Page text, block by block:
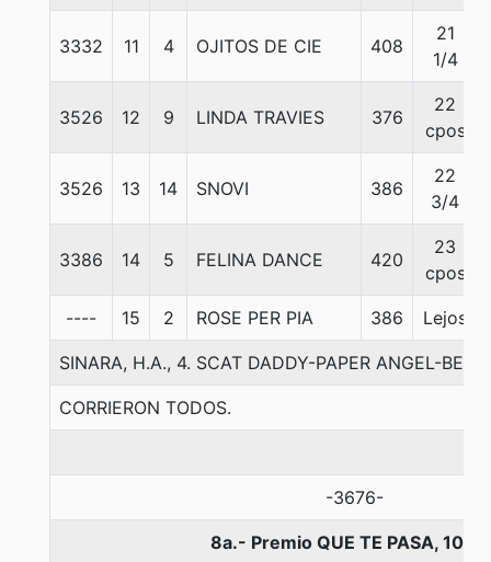
3332 11 4 OJITOS DE CIE 408
21
1/4
3526 12 9 LINDA TRAVIES 376
22
cpos
3526 13 14 SNOVI 386
22
3/4
3386 14 5 FELINA DANCE 420
23
cpos
---- 15 2 ROSE PER PIA 386 Lejos
SINARA, H.A., 4. SCAT DADDY-PAPER ANGEL-
CORRIERON TODOS.
-3676-
8a.- Premio QUE TE PASA,